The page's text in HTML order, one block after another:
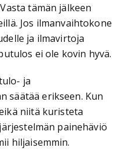
tämän jälkeen
Jos ilmanvaihtokone
ja ilmavirtoja
ei ole kovin hyvä.
ja
säätää erikseen. Kun
niitä kuristeta
painehäviö
hiljaisemmin.